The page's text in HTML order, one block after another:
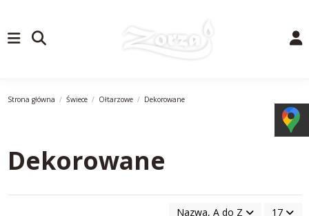
Strona główna Świece Ołtarzowe Dekorowane
Dekorowane
Nazwa, A do Z 17